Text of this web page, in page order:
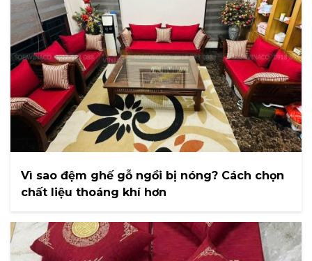
Vì sao đệm ghế gỗ ngồi bị nóng? Cách chọn
chất liệu thoáng khí hơn